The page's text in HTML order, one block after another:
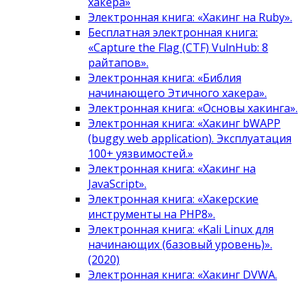
Электронная книга: «Хакинг на Ruby».
Бесплатная электронная книга:
«Capture the Flag (CTF) VulnHub: 8
райтапов».
Электронная книга: «Библия
начинающего Этичного хакера».
Электронная книга: «Основы хакинга».
Электронная книга: «Хакинг bWAPP
(buggy web application). Эксплуатация
100+ уязвимостей.»
Электронная книга: «Хакинг на
JavaScript».
Электронная книга: «Хакерские
инструменты на PHP8».
Электронная книга: «Kali Linux для
начинающих (базовый уровень)».
(2020)
Электронная книга: «Хакинг DVWA.